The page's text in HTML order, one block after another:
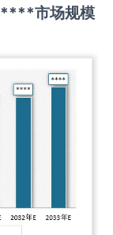
****市场规模